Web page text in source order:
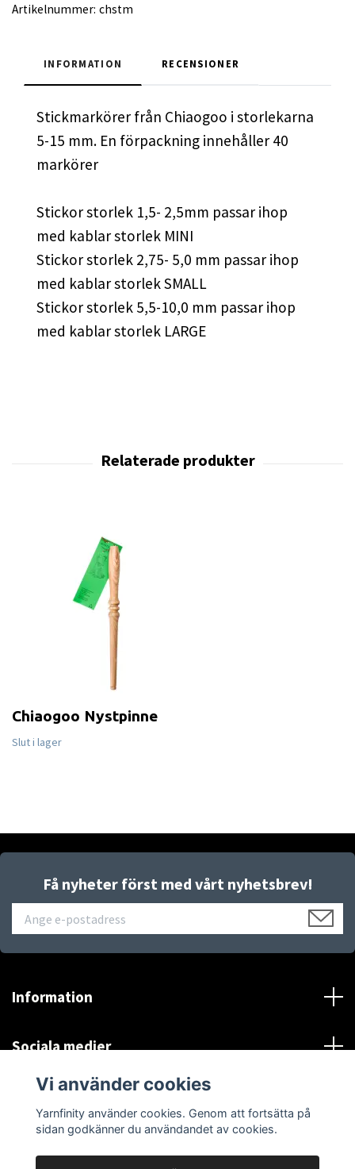
Artikelnummer: chstm
INFORMATION RECENSIONER
Stickmarkörer från Chiaogoo i storlekarna
5-15 mm. En förpackning innehåller 40
markörer
Stickor storlek 1,5- 2,5mm passar ihop
med kablar storlek MINI
Stickor storlek 2,75- 5,0 mm passar ihop
med kablar storlek SMALL
Stickor storlek 5,5-10,0 mm passar ihop
med kablar storlek LARGE
Chiaogoo Nystpinne
Slut i lager
Få nyheter först med vårt nyhetsbrev!
Information
Sociala medier
*Se Information och villkor
Vi använder cookies
Yarnfinity använder cookies. Genom att fortsätta på
sidan godkänner du användandet av cookies.